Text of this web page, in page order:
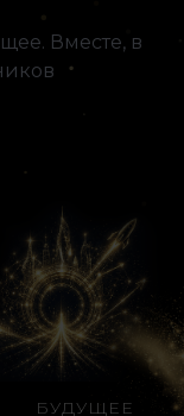
Вместе, в
БУДУЩЕЕ